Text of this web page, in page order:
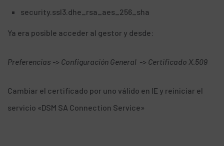
security.ssl3.dhe_rsa_aes_256_sha
Ya era posible acceder al gestor y desde:
Preferencias -> Configuración General -> Certificado X.509
Cambiar el certificado por uno válido en IE y reiniciar el
servicio «DSM SA Connection Service»